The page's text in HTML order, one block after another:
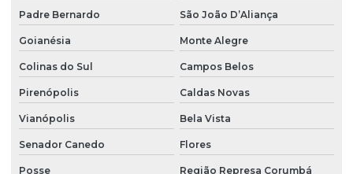
Instalação bomba poço artesiano
Instalação bomba pressurizadora
Instalação bomba sapo
Instalação de bomba submersa
Instalação de caixa d água
Instalação de caixa d água residencial
Padre Bernardo São João D’Aliança
Goianésia Monte Alegre
Colinas do Sul Campos Belos
Pirenópolis Caldas Novas
Vianópolis Bela Vista
Senador Canedo Flores
Posse Região Represa Corumbá